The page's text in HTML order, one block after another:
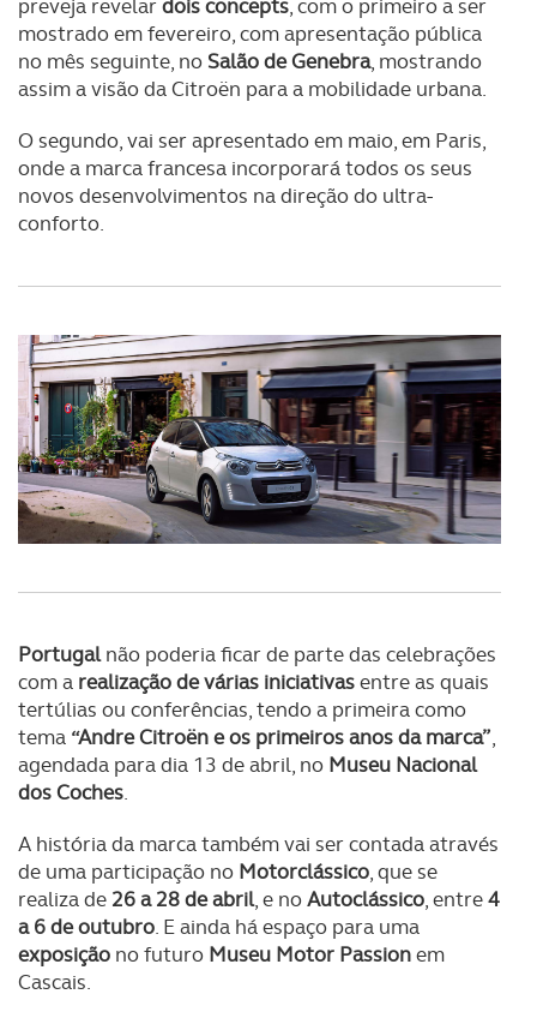
Adicionalmente partilhamos informação, relativa à sua
utilização do nosso site de publicidade e de análise, com
parceiros e organizações na UE e em países terceiros.
dados pessoais serão realizadas apenas com o seu
consentimento e quando tal se afigure estritamente
necessário no contexto dos serviços a prestar.
tecnologias similares pode ter impacto na sua
disponibilizados.
Consulte a política de cookies do site.
preveja revelardois concepts, com o primeiro a ser
mostrado em fevereiro, com apresentação pública
no mês seguinte, no Salão de Genebra, mostrando
assim a visão da Citroën para a mobilidade urbana.
O segundo, vai ser apresentado em maio, em Paris,
onde a marca francesa incorporará todos os seus
novos desenvolvimentos na direção do ultra-
conforto.
Portugalnão poderia ficar de parte das celebrações
com a realização de várias iniciativasentre as quais
tertúlias ou conferências, tendo a primeira como
tema “Andre Citroën e os primeiros anos da marca”,
agendada para dia 13 de abril, no Museu Nacional
dos Coches.
A história da marca também vai ser contada através
de uma participação no Motorclássico, que se
realiza de 26 a 28 de abril, e noAutoclássico, entre4
a 6 de outubro. E ainda há espaço para uma
exposição no futuro Museu Motor Passionem
Cascais.